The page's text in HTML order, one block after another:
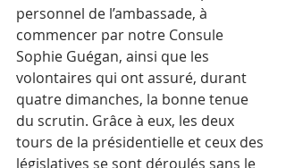
personnel de l’ambassade, à
commencer par notre Consule
Sophie Guégan, ainsi que les
volontaires qui ont assuré, durant
quatre dimanches, la bonne tenue
du scrutin. Grâce à eux, les deux
tours de la présidentielle et ceux des
législatives se sont déroulés sans le